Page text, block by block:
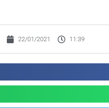
22/01/2021 11:39